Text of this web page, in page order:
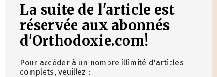
La suite de l'article est
réservée aux abonnés
d'Orthodoxie.com!
Pour accéder à un nombre illimité d'articles
complets, veuillez :